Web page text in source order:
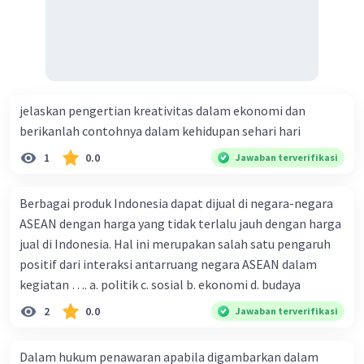
seperti pada tabungan.
Kesimpulan:
1. BPR dapat melakukan transfer antar bank, namun
untuk menyelesaikan transaksi keuangan.
3. Giro adalah rekening yang biasanya digunakan oleh
perusahaan atau individu untuk keperluan transaksi
bisnis.
Beri Rating
jelaskan pengertian kreativitas dalam ekonomi dan
berikanlah contohnya dalam kehidupan sehari hari
1 0.0 Jawaban terverifikasi
Berbagai produk Indonesia dapat dijual di negara-negara
ASEAN dengan harga yang tidak terlalu jauh dengan harga
jual di Indonesia. Hal ini merupakan salah satu pengaruh
positif dari interaksi antarruang negara ASEAN dalam
kegiatan …. a. politik c. sosial b. ekonomi d. budaya
2 0.0 Jawaban terverifikasi
Dalam hukum penawaran apabila digambarkan dalam